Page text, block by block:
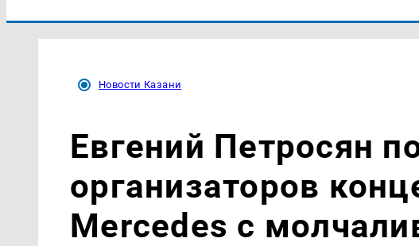
Новости Казани
Евгений Петросян
организаторов
Mercedes с